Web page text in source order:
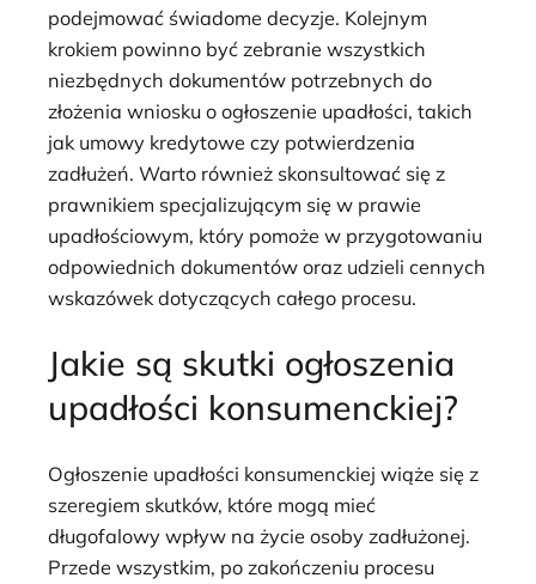
podejmować świadome decyzje. Kolejnym
krokiem powinno być zebranie wszystkich
niezbędnych dokumentów potrzebnych do
złożenia wniosku o ogłoszenie upadłości, takich
jak umowy kredytowe czy potwierdzenia
zadłużeń. Warto również skonsultować się z
prawnikiem specjalizującym się w prawie
upadłościowym, który pomoże w przygotowaniu
odpowiednich dokumentów oraz udzieli cennych
wskazówek dotyczących całego procesu.
Jakie są skutki ogłoszenia
upadłości konsumenckiej?
Ogłoszenie upadłości konsumenckiej wiąże się z
szeregiem skutków, które mogą mieć
długofalowy wpływ na życie osoby zadłużonej.
Przede wszystkim, po zakończeniu procesu